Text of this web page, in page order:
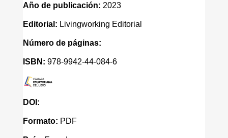
Año de publicación: 2023
Editorial: Livingworking Editorial
Número de páginas:
ISBN: 978-9942-44-084-6
DOI:
Formato: PDF